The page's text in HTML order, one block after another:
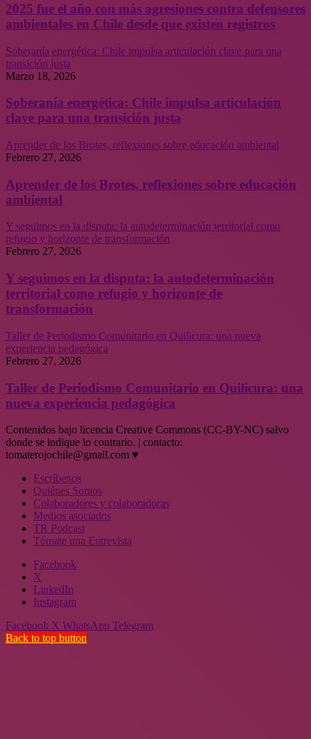
2025 fue el año con más agresiones contra defensores
ambientales en Chile desde que existen registros
Soberanía energética: Chile impulsa articulación clave para una
transición justa
Marzo 18, 2026
Soberanía energética: Chile impulsa articulación
clave para una transición justa
Aprender de los Brotes, reflexiones sobre educación ambiental
Febrero 27, 2026
Aprender de los Brotes, reflexiones sobre educación
ambiental
Y seguimos en la disputa: la autodeterminación territorial como
refugio y horizonte de transformación
Febrero 27, 2026
Y seguimos en la disputa: la autodeterminación
territorial como refugio y horizonte de
transformación
Taller de Periodismo Comunitario en Quilicura: una nueva
experiencia pedagógica
Febrero 27, 2026
Taller de Periodismo Comunitario en Quilicura: una
nueva experiencia pedagógica
Contenidos bajo licencia Creative Commons (CC-BY-NC) salvo
donde se indique lo contrario. | contacto:
tomaterojochile@gmail.com ♥
Escríbenos
Quiénes Somos
Colaboradores y colaboradoras
Medios asociados
TR Podcast
Tómate una Entrevista
Facebook
X
LinkedIn
Instagram
Facebook X WhatsApp Telegram
Back to top button